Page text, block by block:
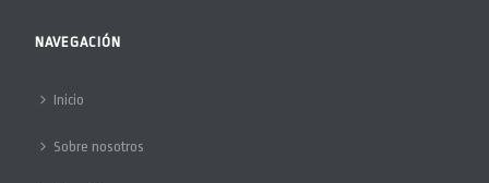
NAVEGACIÓN
Inicio
Sobre nosotros